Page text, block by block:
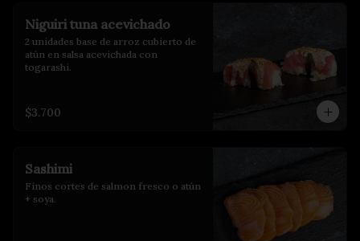
Niguiri tuna acevichado
2 unidades base de arroz cubierto de
atún en salsa acevichada con
togarashi.
$3.700
Sashimi
Finos cortes de salmon fresco o atún
+ soya.